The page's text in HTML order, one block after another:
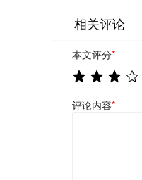
相关评论
本文评分*
评论内容*